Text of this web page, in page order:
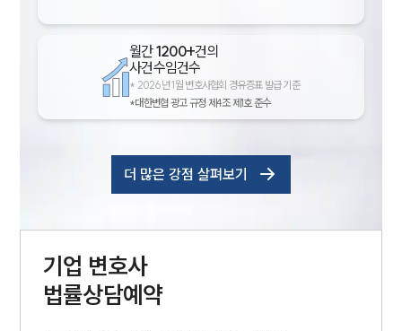
월간1200+건의
사건수임건수
* 2026년 1월 변호사협회 경유증표 발급 기준
*대한변협 광고 규정 제4조 제1호 준수
더 많은 강점 살펴보기
기업 변호사
법률상담예약